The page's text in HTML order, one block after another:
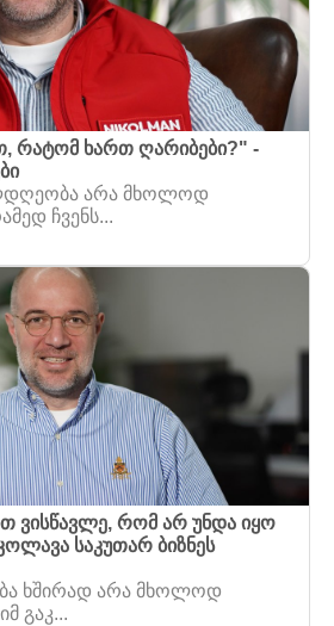
რატომ ხართ ღარიბები?" -
არა მხოლოდ
ჩვენს...
ვისწავლე, რომ არ უნდა იყო
საკუთარ ბიზნეს
ხშირად არა მხოლოდ
გაკ...